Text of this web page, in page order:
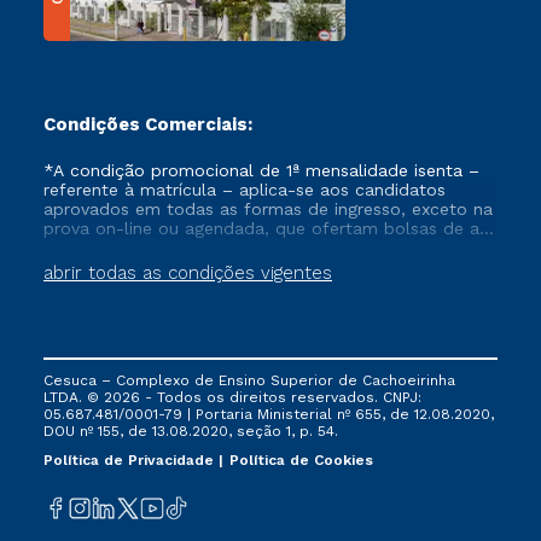
Condições Comerciais:
abrir todas as condições vigentes
*A condição promocional de 1ª mensalidade isenta –
referente à matrícula – aplica-se aos candidatos
aprovados em todas as formas de ingresso, exceto na
prova on-line ou agendada, que ofertam bolsas de até
vigente, que ainda não tenham efetivado e/ou não
tenham cancelado ou trancado sua matrícula em uma
via FIES, Prouni e outros programas governamentais, e
não se acumula com nenhuma outra campanha
ofertada pela Instituição.
Cesuca – Complexo de Ensino Superior de Cachoeirinha
LTDA. © 2026 - Todos os direitos reservados. CNPJ:
05.687.481/0001-79 | Portaria Ministerial nº 655, de 12.08.2020,
DOU nº 155, de 13.08.2020, seção 1, p. 54.
Política de Privacidade
Política de Cookies